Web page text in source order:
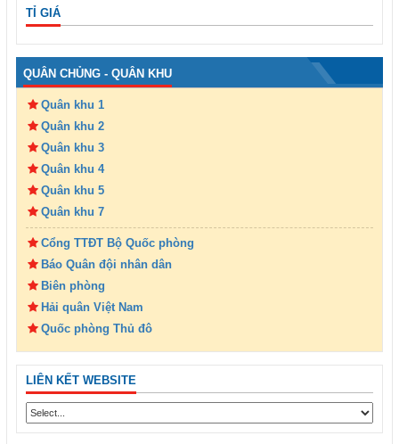
TỈ GIÁ
QUÂN CHỦNG - QUÂN KHU
Quân khu 1
Quân khu 2
Quân khu 3
Quân khu 4
Quân khu 5
Quân khu 7
Cổng TTĐT Bộ Quốc phòng
Báo Quân đội nhân dân
Biên phòng
Hải quân Việt Nam
Quốc phòng Thủ đô
LIÊN KẾT WEBSITE